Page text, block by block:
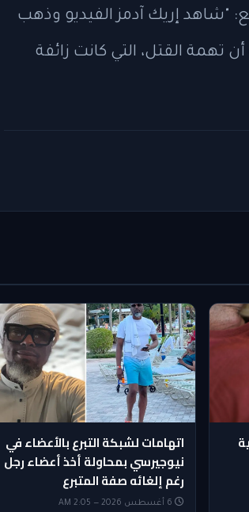
"شاهد إريك آدمز الفيديو وذهب
تهمة القتل، التي كانت زائفة
اتهامات لشبكة التبرع بالأعضاء في
نيوجيرسي بمحاولة أخذ أعضاء رجل
رغم إلغائه صفة المتبرع
6 أغسطس 2026 — 2:05 AM